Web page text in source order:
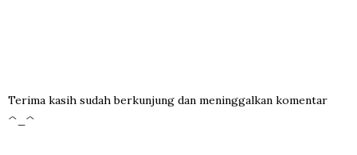
Terima kasih sudah berkunjung dan meninggalkan komentar
^_^